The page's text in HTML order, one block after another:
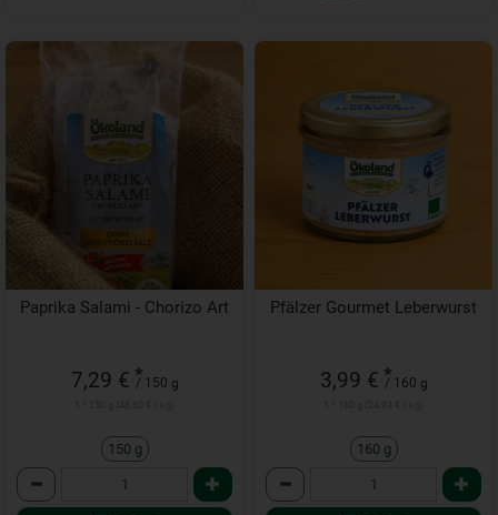
Paprika Salami - Chorizo Art
7,29 € *
/ 150 g
150 g
Anzahl
Pfälzer Gourmet Leberwurst
3,99 € *
/ 160 g
160 g
Anzahl